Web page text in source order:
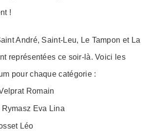
!
André, Saint-Leu, Le Tampon et La
représentées ce soir-là. Voici les
pour chaque catégorie :
Romain
Eva Lina
Léo